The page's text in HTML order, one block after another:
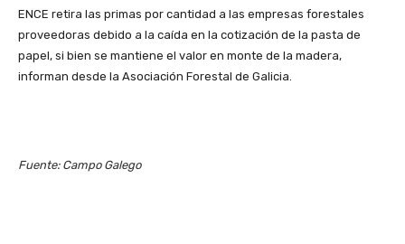
ENCE retira las primas por cantidad a las empresas forestales
proveedoras debido a la caída en la cotización de la pasta de
papel, si bien se mantiene el valor en monte de la madera,
informan desde la Asociación Forestal de Galicia.
Fuente: Campo Galego